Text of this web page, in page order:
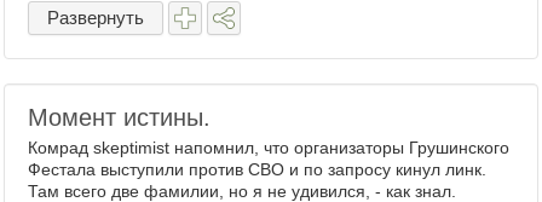
Развернуть
Момент истины.
Комрад skeptimist напомнил, что организаторы Грушинского
Фестала выступили против СВО и по запросу кинул линк.
Там всего две фамилии, но я не удивился, - как знал.